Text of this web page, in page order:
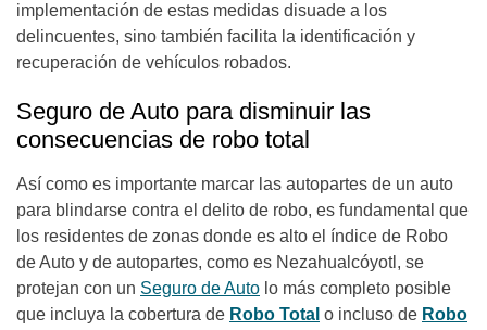
implementación de estas medidas disuade a los
delincuentes, sino también facilita la identificación y
recuperación de vehículos robados.
Seguro de Auto para disminuir las
consecuencias de robo total
Así como es importante marcar las autopartes de un auto
para blindarse contra el delito de robo, es fundamental que
los residentes de zonas donde es alto el índice de Robo
de Auto y de autopartes, como es Nezahualcóyotl, se
protejan con un Seguro de Auto lo más completo posible
que incluya la cobertura de Robo Total o incluso de Robo